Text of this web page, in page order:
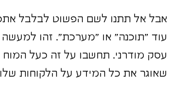
אבל אל תתנו לשם הפשוט לבלבל
עוד "תוכנה" או "מערכת". זהו
עסק מודרני. תחשבו על זה כעל
שאוגר את כל המידע על הלקוחות